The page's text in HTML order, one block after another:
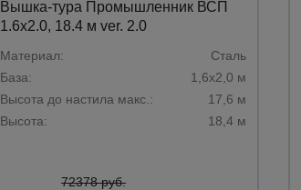
Вышка-тура Промышленник ВСП
1.6х2.0, 18.4 м ver. 2.0
Материал:
Сталь
База:
1,6х2,0 м
Высота до настила макс.:
17,6 м
Высота:
18,4 м
72378 руб.